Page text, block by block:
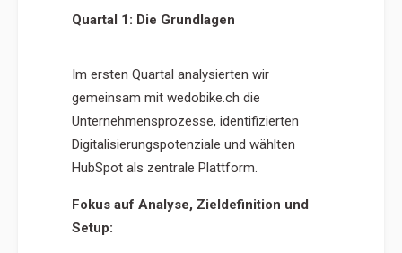
Quartal 1: Die Grundlagen
Im ersten Quartal analysierten wir
gemeinsam mit wedobike.ch die
Unternehmensprozesse, identifizierten
Digitalisierungspotenziale und wählten
HubSpot als zentrale Plattform.
Fokus auf Analyse, Zieldefinition und
Setup: